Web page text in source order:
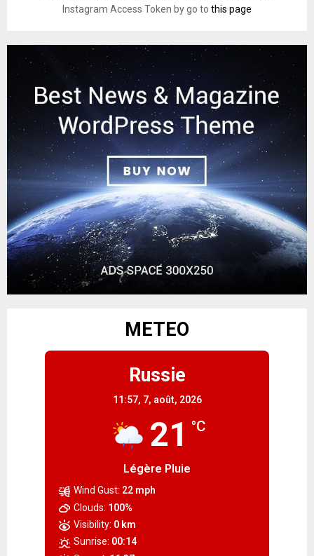
Instagram Access Token by go to this page
METEO
Russie
11:57, 7, août, 2026
21 °C
Légère Pluie
Wind Gust: 22 mph
Clouds: 100%
Visibility: 0 km
Sunrise: 00:14